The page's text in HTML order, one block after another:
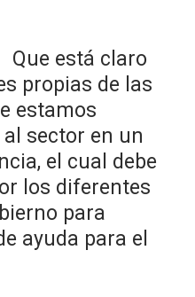
claro
propias de las
estamos
sector en un
el cual debe
los diferentes
para
ayuda para el